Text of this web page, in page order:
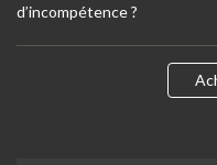
d’incompétence ?